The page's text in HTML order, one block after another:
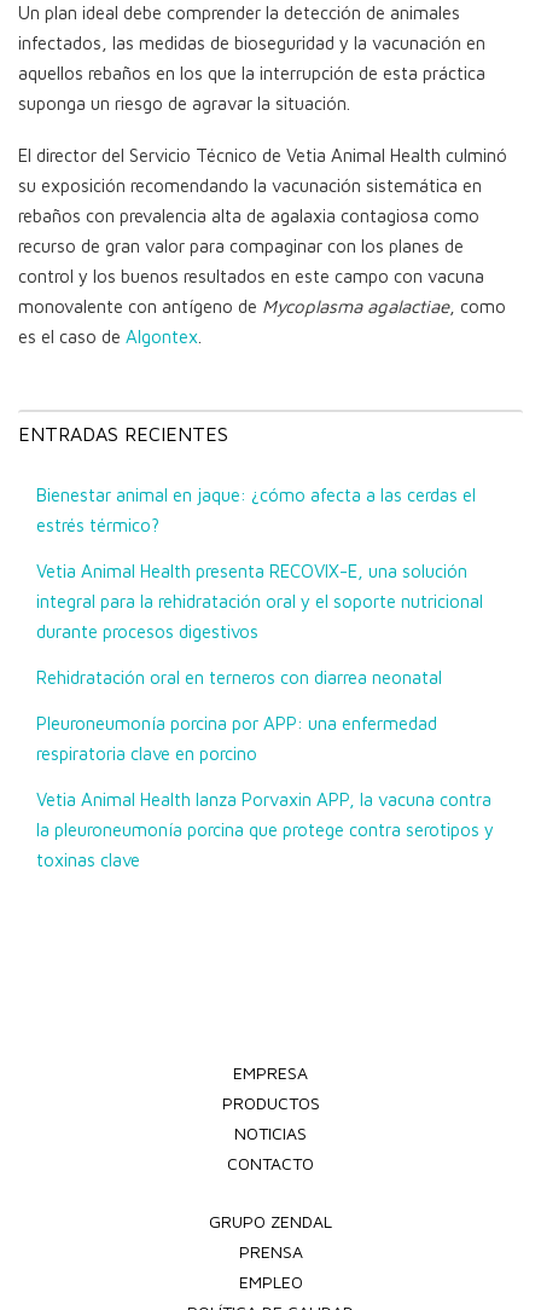
Un plan ideal debe comprender la detección de animales
infectados, las medidas de bioseguridad y la vacunación en
aquellos rebaños en los que la interrupción de esta práctica
suponga un riesgo de agravar la situación.
El director del Servicio Técnico de Vetia Animal Health culminó
su exposición recomendando la vacunación sistemática en
rebaños con prevalencia alta de agalaxia contagiosa como
recurso de gran valor para compaginar con los planes de
control y los buenos resultados en este campo con vacuna
monovalente con antígeno de Mycoplasma agalactiae, como
es el caso de Algontex
ENTRADAS RECIENTES
Bienestar animal en jaque: ¿cómo afecta a las cerdas el
estrés térmico?
Vetia Animal Health presenta RECOVIX-E, una solución
integral para la rehidratación oral y el soporte nutricional
durante procesos digestivos
Rehidratación oral en terneros con diarrea neonatal
Pleuroneumonía porcina por APP: una enfermedad
respiratoria clave en porcino
Vetia Animal Health lanza Porvaxin APP, la vacuna contra
la pleuroneumonía porcina que protege contra serotipos y
toxinas clave
EMPRESA
PRODUCTOS
NOTICIAS
CONTACTO
GRUPO ZENDAL
PRENSA
EMPLEO